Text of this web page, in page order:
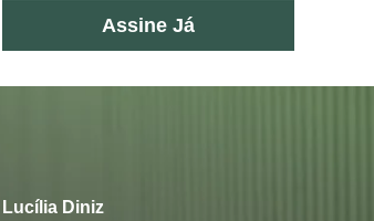
Assine Já
Lucília Diniz